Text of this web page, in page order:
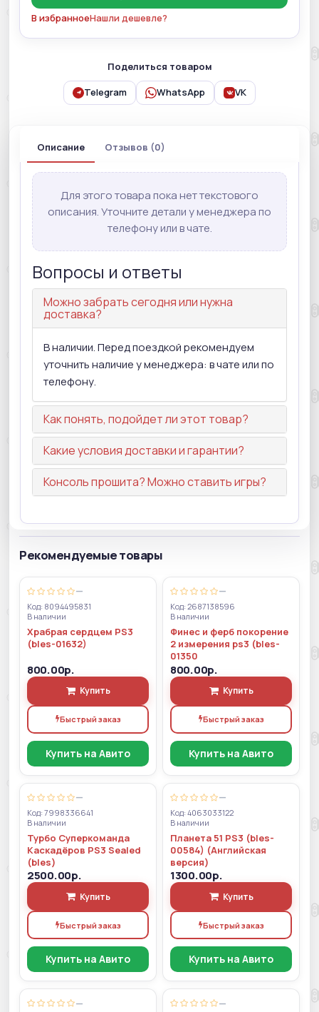
В избранноеНашли дешевле?
Поделиться товаром
Telegram WhatsApp VK
Описание Отзывов (0)
Для этого товара пока нет текстового
описания. Уточните детали у менеджера по
телефону или в чате.
Вопросы и ответы
Можно забрать сегодня или нужна
доставка?
В наличии. Перед поездкой рекомендуем
уточнить наличие у менеджера: в чате или по
телефону.
Как понять, подойдет ли этот товар?
Какие условия доставки и гарантии?
Консоль прошита? Можно ставить игры?
Рекомендуемые товары
—
Код: 8094495831
В наличии
Храбрая сердцем PS3
(bles-01632)
800.00р.
Купить
Быстрый заказ
Купить на Авито
—
Код: 2687138596
В наличии
Финес и ферб покорение
2 измерения ps3 (bles-
01350
800.00р.
Купить
Быстрый заказ
Купить на Авито
—
Код: 7998336641
В наличии
Турбо Суперкоманда
Каскадёров PS3 Sealed
(bles)
2500.00р.
Купить
Быстрый заказ
Купить на Авито
—
Код: 4063033122
В наличии
Планета 51 PS3 (bles-
00584) (Английская
версия)
1300.00р.
Купить
Быстрый заказ
Купить на Авито
— —